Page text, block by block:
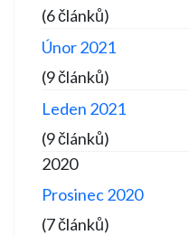
(6 článků)
Únor 2021
(9 článků)
Leden 2021
(9 článků)
2020
Prosinec 2020
(7 článků)